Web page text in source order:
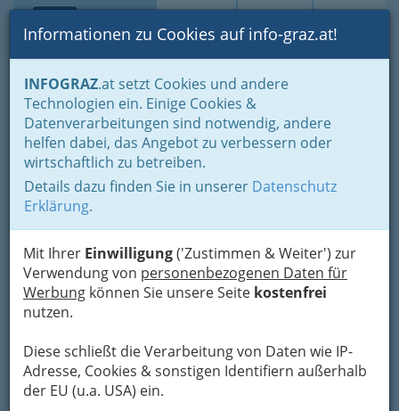
Suche Login Toggle
Informationen zu Cookies auf info-graz.at!
INFOGRAZ.at setzt Cookies und andere
Technologien ein. Einige Cookies &
Datenverarbeitungen sind notwendig, andere
helfen dabei, das Angebot zu verbessern oder
wirtschaftlich zu betreiben.
Details dazu finden Sie in unserer Datenschutz
Erklärung.
Mit Ihrer Einwilligung('Zustimmen & Weiter') zur
Verwendung von personenbezogenen Daten für
Werbung können Sie unsere Seite kostenfrei
nutzen.
Diese schließt die Verarbeitung von Daten wie IP-
Adresse, Cookies & sonstigen Identifiern außerhalb
der EU (u.a. USA) ein.
Home Branchen Informationsstellen
Medien - Information
Internetradio
Radio Österreich
Radio Österreich
Bezirksauswahl
Alle Bezirke
1
Radio Soundportal
Friedrichgasse 27, 8010 Graz
+43 316 814 141 - 51